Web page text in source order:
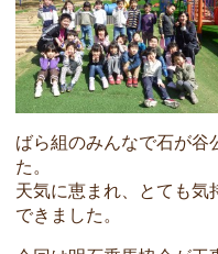
ばら組のみんなで石が谷
た。
天気に恵まれ、とても気
できました。